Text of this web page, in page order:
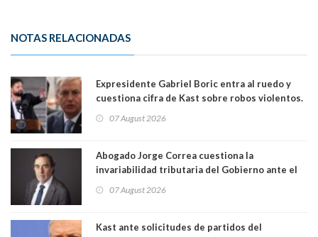
NOTAS RELACIONADAS
Expresidente Gabriel Boric entra al ruedo y
cuestiona cifra de Kast sobre robos violentos.
07 August 2026
Abogado Jorge Correa cuestiona la
invariabilidad tributaria del Gobierno ante el
democracia” y "defendemos la alternancia en el
07 August 2026
Kast ante solicitudes de partidos del